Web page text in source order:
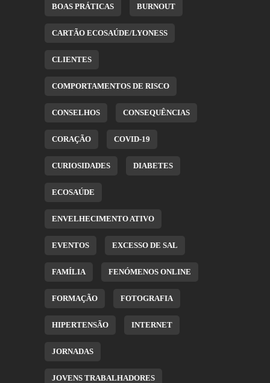
BOAS PRÁTICAS BURNOUT
CARTÃO ECOSAÚDE/LYONESS
CLIENTES
COMPORTAMENTOS DE RISCO
CONSELHOS CONSEQUÊNCIAS
CORAÇÃO COVID-19
CURIOSIDADES DIABETES
ECOSAÚDE
ENVELHECIMENTO ATIVO
EVENTOS EXCESSO DE SAL
FAMÍLIA FENÓMENOS ONLINE
FORMAÇÃO FOTOGRAFIA
HIPERTENSÃO INTERNET
JORNADAS
JOVENS TRABALHADORES